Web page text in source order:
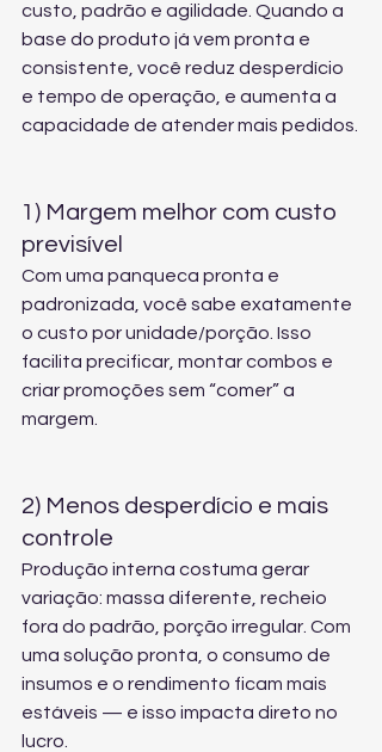
custo, padrão e agilidade. Quando a
base do produto já vem pronta e
consistente, você reduz desperdício
e tempo de operação, e aumenta a
capacidade de atender mais pedidos.
1) Margem melhor com custo
previsível
Com uma panqueca pronta e
padronizada, você sabe exatamente
o custo por unidade/porção. Isso
facilita precificar, montar combos e
criar promoções sem “comer” a
margem.
2) Menos desperdício e mais
controle
Produção interna costuma gerar
variação: massa diferente, recheio
fora do padrão, porção irregular. Com
uma solução pronta, o consumo de
insumos e o rendimento ficam mais
estáveis — e isso impacta direto no
lucro.